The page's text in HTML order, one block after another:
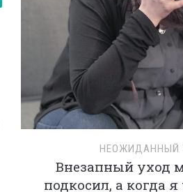
НЕОЖИДАННЫЙ
Внезапный уход
подкосил, а когда я